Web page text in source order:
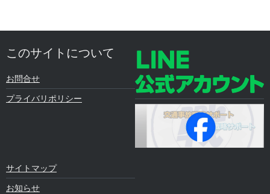
このサイトについて
お問合せ
プライバリポリシー
サイトマップ
お知らせ